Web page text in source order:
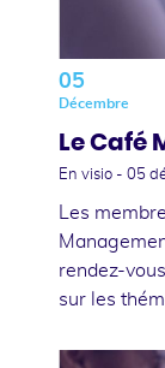
05
Décembre
Le Café
En visio - 05
Les
rendez-
sur les